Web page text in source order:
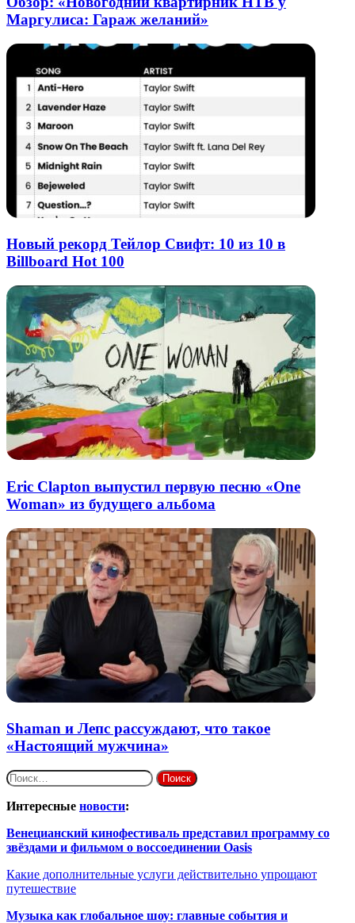
Маргулиса: Гараж желаний»
Новый рекорд Тейлор Свифт: 10 из 10 в
Billboard Hot 100
Eric Clapton выпустил первую песню «One
Woman» из будущего альбома
Shaman и Лепс рассуждают, что такое
«Настоящий мужчина»
Найти:
Интересные новости:
Венецианский кинофестиваль представил программу со
звёздами и фильмом о воссоединении Oasis
Какие дополнительные услуги действительно упрощают
путешествие
Музыка как глобальное шоу: главные события и